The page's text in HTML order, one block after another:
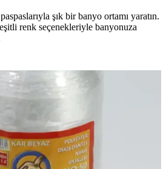
şık bir banyo ortamı yaratın.
renk seçenekleriyle banyonuza